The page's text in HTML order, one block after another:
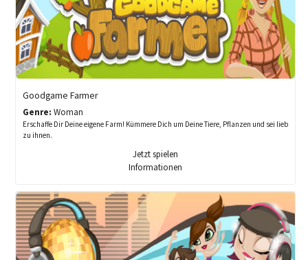
Goodgame Farmer
Genre: Woman
Erschaffe Dir Deine eigene Farm! Kümmere Dich um Deine Tiere, Pflanzen und sei lieb
zu ihnen.
Jetzt spielen
Informationen